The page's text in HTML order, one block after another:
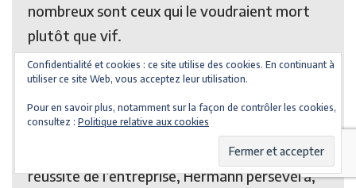
nombreux sont ceux qui le voudraient mort
plutôt que vif.
Au départ,Les Tours des Bois Maury
devaient être qu’une aventure unique
dépeignant le Moyen âge. Mais se piquant au
jeu et encouragé par son entourage ravi de la
réussite de l’entreprise, Hermann persévéra,
Confidentialité et cookies : ce site utilise des cookies. En continuant à
utiliser ce site Web, vous acceptez leur utilisation.
Pour en savoir plus, notamment sur la façon de contrôler les cookies,
consultez : Politique relative aux cookies